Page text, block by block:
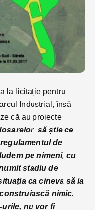
la licitație pentru
Industrial, însă
că au proiecte
să știe ce
de
pe nimeni, cu
stadiu de
ca cineva să ia
nimic.
urile, nu vor fi